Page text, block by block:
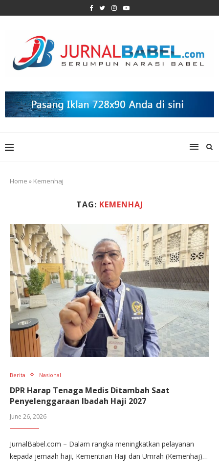
Home » Kemenhaj
TAG: KEMENHAJ
Berita Nasional
DPR Harap Tenaga Medis Ditambah Saat
Penyelenggaraan Ibadah Haji 2027
June 26, 2026
JurnalBabel.com – Dalam rangka meningkatkan pelayanan
kepada jemaah haji, Kementrian Haji dan Umrah (Kemenhaj)…